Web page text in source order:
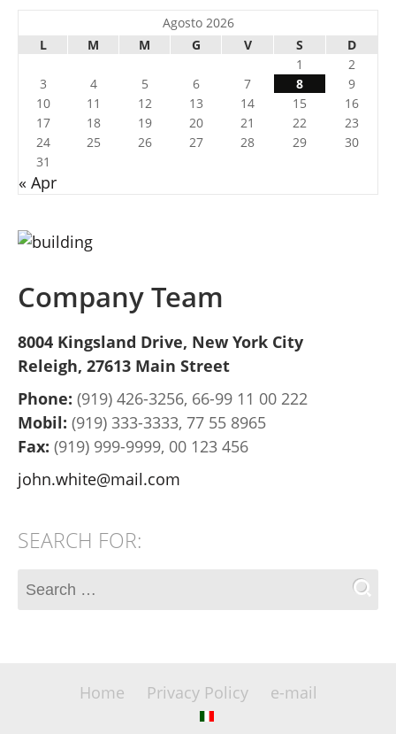
Agosto 2026
L
M M G V S
D
1
2
3
4 5 6 7 8
9
10
11 12 13 14 15
16
17
18 19 20 21 22
23
24
25 26 27 28 29
30
31
« Apr
Company Team
8004 Kingsland Drive, New York City
Releigh, 27613 Main Street
Phone: (919) 426-3256, 66-99 11 00 222
Mobil: (919) 333-3333, 77 55 8965
Fax: (919) 999-9999, 00 123 456
john.white@mail.com
SEARCH FOR:
Home Privacy Policy e-mail